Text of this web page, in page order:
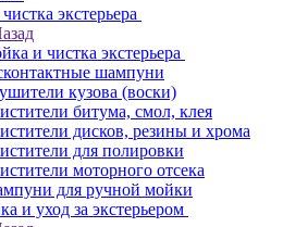
экстерьера
и чистка экстерьера
шампуни
кузова (воски)
битума, смол, клея
дисков, резины и хрома
для полировки
моторного отсека
для ручной мойки
и уход за экстерьером